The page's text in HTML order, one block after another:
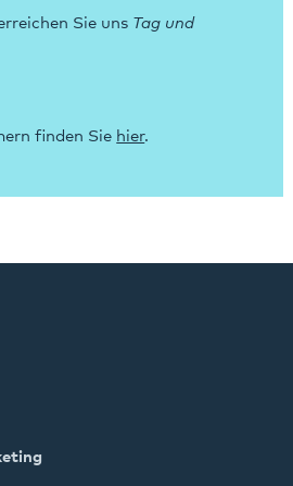
Sie uns Tag und
finden Sie hier.